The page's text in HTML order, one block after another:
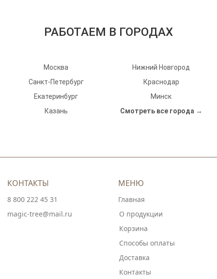
РАБОТАЕМ В ГОРОДАХ
Москва
Санкт-Петербург
Екатеринбург
Казань
Нижний Новгород
Краснодар
Минск
Смотреть все города →
КОНТАКТЫ
8 800 222 45 31
magic-tree@mail.ru
МЕНЮ
Главная
О продукции
Корзина
Способы оплаты
Доставка
Контакты